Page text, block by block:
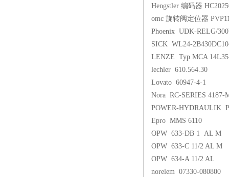
Hengstler 编码器
omc 旋转阀定位器
Phoenix UDK-RELG/
SICK WL24-
LENZE Typ MCA 14L35-
lechler 610.564.30
Lovato 60947-4-1
Nora RC-SERIES 4187-
POWER-HYDRAULIK
Epro MMS 6110
OPW 633-DB 1 AL M
OPW 633-C 11/2 AL M
OPW 634-A 11/2 AL
norelem 07330-080800